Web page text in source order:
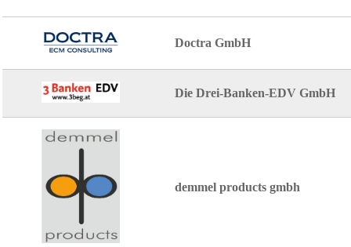
Doctra GmbH
Die Drei-Banken-EDV GmbH
demmel products gmbh